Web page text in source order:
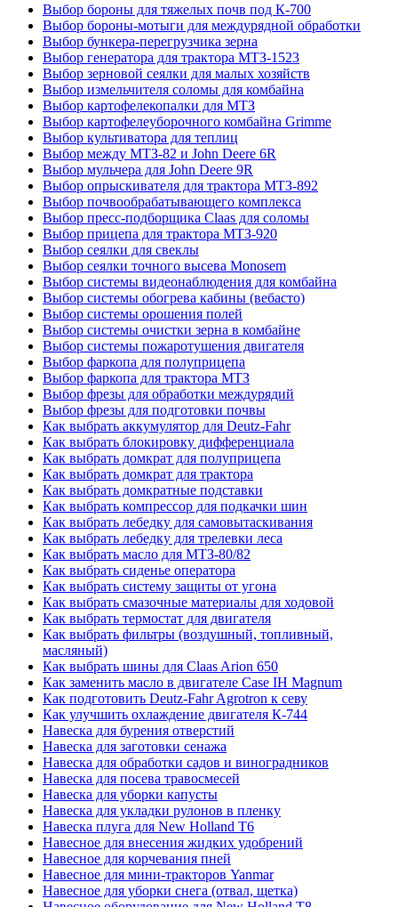
Выбор бороны для тяжелых почв под К-700
Выбор бороны-мотыги для междурядной обработки
Выбор бункера-перегрузчика зерна
Выбор генератора для трактора МТЗ-1523
Выбор зерновой сеялки для малых хозяйств
Выбор измельчителя соломы для комбайна
Выбор картофелекопалки для МТЗ
Выбор картофелеуборочного комбайна Grimme
Выбор культиватора для теплиц
Выбор между МТЗ-82 и John Deere 6R
Выбор мульчера для John Deere 9R
Выбор опрыскивателя для трактора МТЗ-892
Выбор почвообрабатывающего комплекса
Выбор пресс-подборщика Claas для соломы
Выбор прицепа для трактора МТЗ-920
Выбор сеялки для свеклы
Выбор сеялки точного высева Monosem
Выбор системы видеонаблюдения для комбайна
Выбор системы обогрева кабины (вебасто)
Выбор системы орошения полей
Выбор системы очистки зерна в комбайне
Выбор системы пожаротушения двигателя
Выбор фаркопа для полуприцепа
Выбор фаркопа для трактора МТЗ
Выбор фрезы для обработки междурядий
Выбор фрезы для подготовки почвы
Как выбрать аккумулятор для Deutz-Fahr
Как выбрать блокировку дифференциала
Как выбрать домкрат для полуприцепа
Как выбрать домкрат для трактора
Как выбрать домкратные подставки
Как выбрать компрессор для подкачки шин
Как выбрать лебедку для самовытаскивания
Как выбрать лебедку для трелевки леса
Как выбрать масло для МТЗ-80/82
Как выбрать сиденье оператора
Как выбрать систему защиты от угона
Как выбрать смазочные материалы для ходовой
Как выбрать термостат для двигателя
Как выбрать фильтры (воздушный, топливный,
масляный)
Как выбрать шины для Claas Arion 650
Как заменить масло в двигателе Case IH Magnum
Как подготовить Deutz-Fahr Agrotron к севу
Как улучшить охлаждение двигателя К-744
Навеска для бурения отверстий
Навеска для заготовки сенажа
Навеска для обработки садов и виноградников
Навеска для посева травосмесей
Навеска для уборки капусты
Навеска для укладки рулонов в пленку
Навеска плуга для New Holland T6
Навесное для внесения жидких удобрений
Навесное для корчевания пней
Навесное для мини-тракторов Yanmar
Навесное для уборки снега (отвал, щетка)